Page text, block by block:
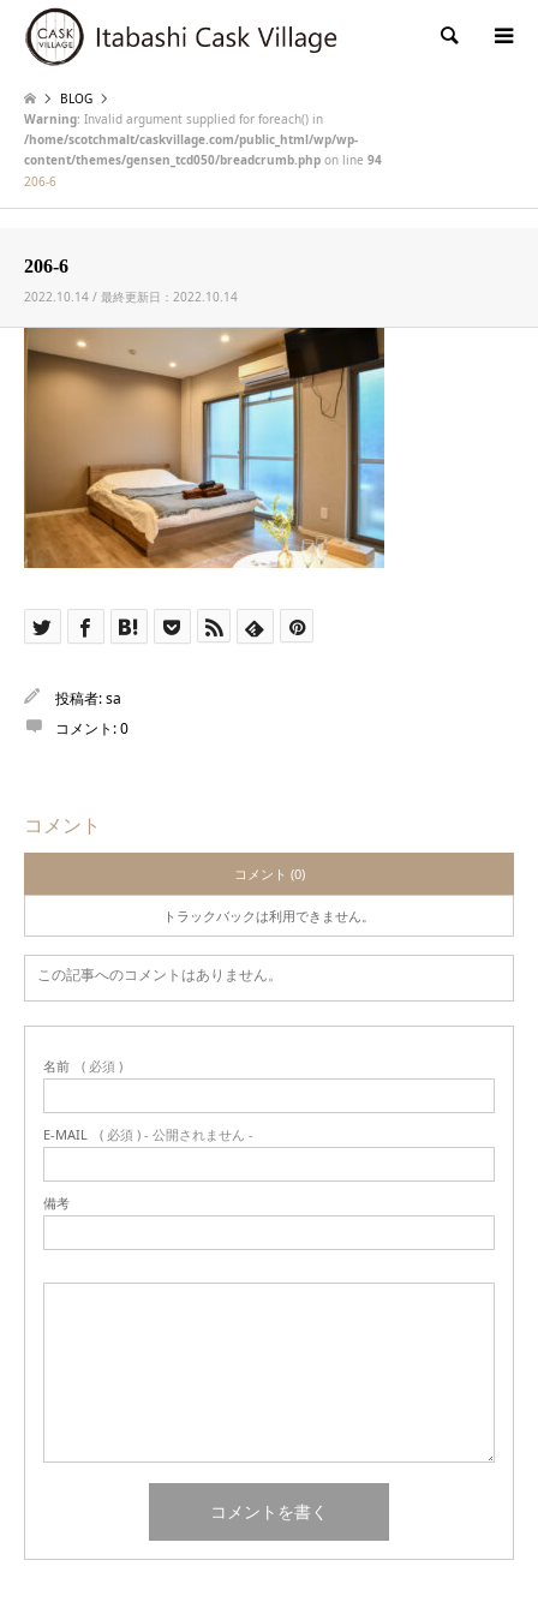
検索
BLOG
Warning: Invalid argument supplied for foreach() in
/home/scotchmalt/caskvillage.com/public_html/wp/wp-
content/themes/gensen_tcd050/breadcrumb.php on line 94
206-6
206-6
2022.10.14 / 最終更新日：2022.10.14
投稿者:sa
コメント:0
コメント
コメント (0)
トラックバックは利用できません。
この記事へのコメントはありません。
名前 ( 必須 )
E-MAIL ( 必須 ) - 公開されません -
備考